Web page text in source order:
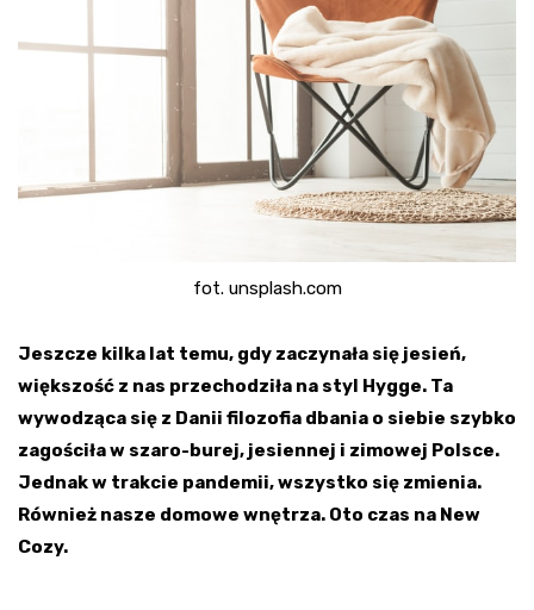
fot. unsplash.com
Jeszcze kilka lat temu, gdy zaczynała się jesień,
większość z nas przechodziła na styl Hygge. Ta
wywodząca się z Danii filozofia dbania o siebie szybko
zagościła w szaro-burej, jesiennej i zimowej Polsce.
Jednak w trakcie pandemii, wszystko się zmienia.
Również nasze domowe wnętrza. Oto czas na New
Cozy.